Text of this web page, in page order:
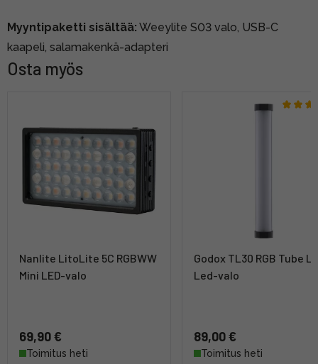
Myyntipaketti sisältää: Weeylite S03 valo, USB-C
kaapeli, salamakenkä-adapteri
Osta myös
Nanlite LitoLite 5C RGBWW
Mini LED-valo
69,90 €
Toimitus heti
Godox TL30 RGB Tube
Led-valo
89,00 €
Toimitus heti